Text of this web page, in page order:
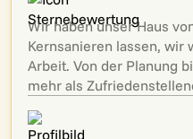
Wir haben unser Haus
Kernsanieren lassen, wir
Arbeit. Von der Planung
mehr als